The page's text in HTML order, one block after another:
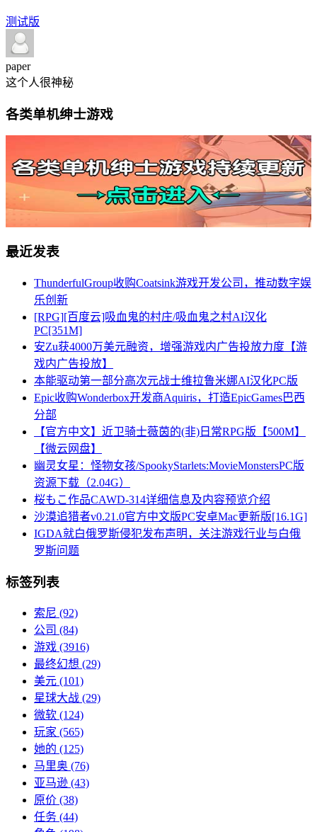
测试版
paper
这个人很神秘
各类单机绅士游戏
最近发表
ThunderfulGroup收购Coatsink游戏开发公司，推动数字娱
乐创新
[RPG][百度云]吸血鬼的村庄/吸血鬼之村AI汉化
PC[351M]
安Zu获4000万美元融资，增强游戏内广告投放力度【游
戏内广告投放】
本能驱动第一部分高次元战士维拉鲁米娜AI汉化PC版
Epic收购Wonderbox开发商Aquiris，打造EpicGames巴西
分部
【官方中文】近卫骑士薇茵的(非)日常RPG版【500M】
【微云网盘】
幽灵女星：怪物女孩/SpookyStarlets:MovieMonstersPC版
资源下载（2.04G）
桜もこ作品CAWD-314详细信息及内容预览介绍
沙漠追猎者v0.21.0官方中文版PC安卓Mac更新版[16.1G]
IGDA就白俄罗斯侵犯发布声明，关注游戏行业与白俄
罗斯问题
标签列表
索尼 (92)
公司 (84)
游戏 (3916)
最终幻想 (29)
美元 (101)
星球大战 (29)
微软 (124)
玩家 (565)
她的 (125)
马里奥 (76)
亚马逊 (43)
原价 (38)
任务 (44)